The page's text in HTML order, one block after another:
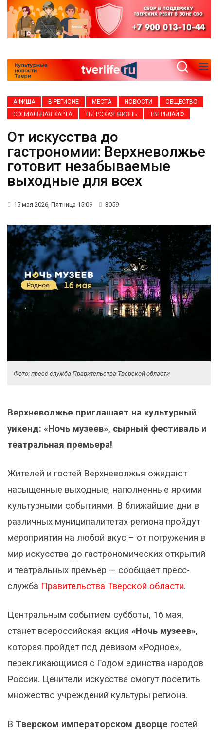
АФИША В РЕГИОНЕ МЕСТА НОВОСТИ
ОБЩЕСТВО
СОЦИАЛЬНАЯ КАРТА
ТВЕРСКАЯ ЖИЗНЬ ТВЕРЬЛАЙФ
От искусства до
гастрономии: Верхневолжье
готовит незабываемые
выходные для всех
15 мая 2026, Пятница 15:09 3059
Фото: пресс-служба Правительства Тверской области
Верхневолжье приглашает на культурный
уикенд: «Ночь музеев», сырный фестиваль и
театральная премьера!
Жителей и гостей Верхневолжья ожидают
насыщенные выходные, наполненные яркими
культурными событиями. В ближайшие дни в
различных муниципалитетах региона пройдут
мероприятия на любой вкус – от погружения в
мир искусства до гастрономических открытий
и театральных премьер — сообщает пресс-
служба Правительства Тверской области.
Центральным событием субботы, 16 мая,
станет всероссийская акция «Ночь музеев»,
которая пройдет под девизом «Родное»,
перекликающимся с Годом единства народов
России. Ценители искусства смогут посетить
множество учреждений культуры региона.
В Тверском императорском дворце гостей